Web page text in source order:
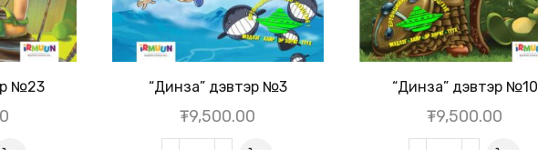
№23 “Динза” дэвтэр №3
₮9,500.00
“Динза” дэвтэр №10
₮9,500.00